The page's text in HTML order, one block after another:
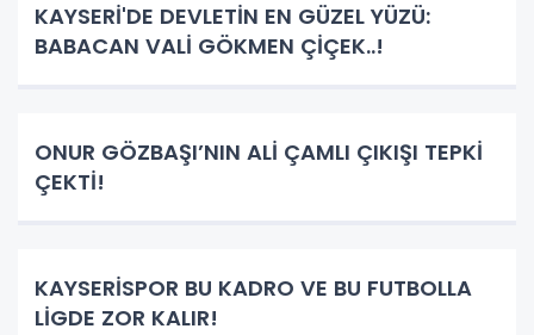
KAYSERİ'DE DEVLETİN EN GÜZEL YÜZÜ:
BABACAN VALİ GÖKMEN ÇİÇEK..!
ONUR GÖZBAŞI’NIN ALİ ÇAMLI ÇIKIŞI TEPKİ
ÇEKTİ!
KAYSERİSPOR BU KADRO VE BU FUTBOLLA
LİGDE ZOR KALIR!